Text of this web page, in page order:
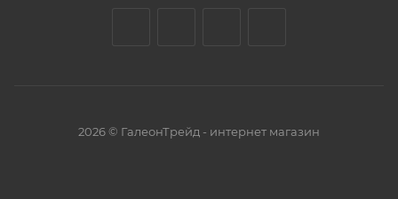
2026 © ГалеонТрейд - интернет магазин